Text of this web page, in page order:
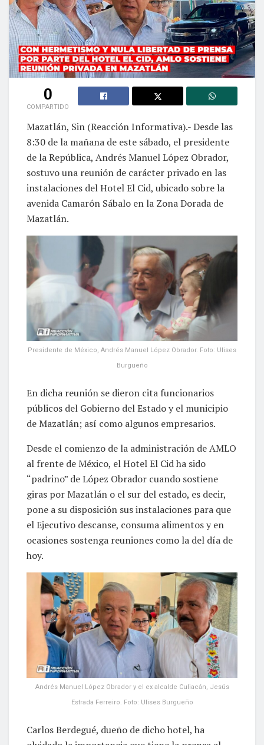
0
COMPARTIDO
Mazatlán, Sin (Reacción Informativa).- Desde las
8:30 de la mañana de este sábado, el presidente
de la República, Andrés Manuel López Obrador,
sostuvo una reunión de carácter privado en las
instalaciones del Hotel El Cid, ubicado sobre la
avenida Camarón Sábalo en la Zona Dorada de
Mazatlán.
Presidente de México, Andrés Manuel López Obrador. Foto: Ulises
Burgueño
En dicha reunión se dieron cita funcionarios
públicos del Gobierno del Estado y el municipio
de Mazatlán; así como algunos empresarios.
Desde el comienzo de la administración de AMLO
al frente de México, el Hotel El Cid ha sido
“padrino” de López Obrador cuando sostiene
giras por Mazatlán o el sur del estado, es decir,
pone a su disposición sus instalaciones para que
el Ejecutivo descanse, consuma alimentos y en
ocasiones sostenga reuniones como la del día de
hoy.
Andrés Manuel López Obrador y el ex alcalde Culiacán, Jesús
Estrada Ferreiro. Foto: Ulises Burgueño
Carlos Berdegué, dueño de dicho hotel, ha